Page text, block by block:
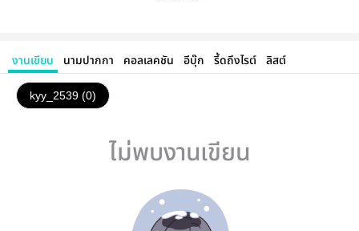
งานเขียน นามปากกา คอลเลคชัน อีบุ๊ก รี้ดถึงไรต์ ลิสต์
kyy_2539 (0)
ไม่พบงานเขียน